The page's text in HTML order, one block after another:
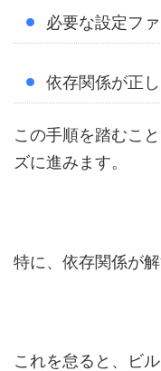
必要な設定フ
依存関係が正
この手順を踏むこ
ズに進みます。
特に、依存関係が
これを怠ると、ビ